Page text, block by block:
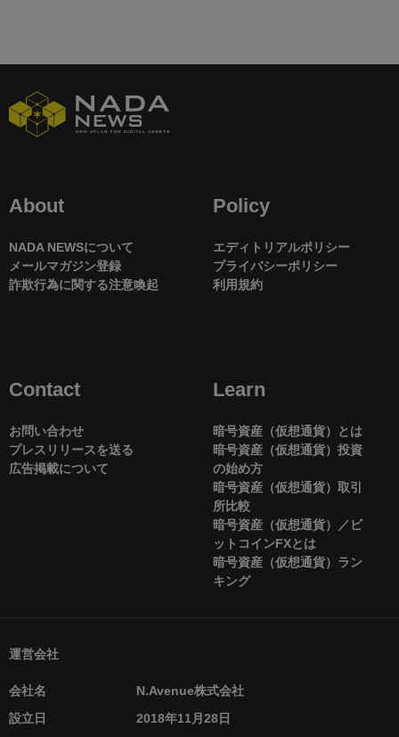
About
NADA NEWSについて
メールマガジン登録
詐欺行為に関する注意喚起
Policy
エディトリアルポリシー
プライバシーポリシー
利用規約
Contact
お問い合わせ
プレスリリースを送る
広告掲載について
Learn
暗号資産（仮想通貨）とは
暗号資産（仮想通貨）投資
の始め方
暗号資産（仮想通貨）取引
所比較
暗号資産（仮想通貨）／ビ
ットコインFXとは
暗号資産（仮想通貨）ラン
キング
運営会社
会社名
N.Avenue株式会社
設立日
2018年11月28日